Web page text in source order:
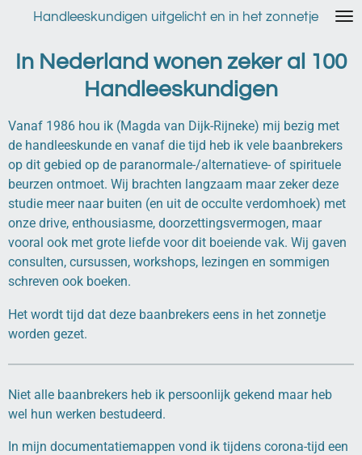
naar
hoofdinhoud
Handleeskundigen uitgelicht en in het zonnetje
In Nederland wonen zeker al 100
Handleeskundigen
Vanaf 1986 hou ik (Magda van Dijk-Rijneke) mij bezig met
de handleeskunde en vanaf die tijd heb ik vele baanbrekers
op dit gebied op de paranormale-/alternatieve- of spirituele
beurzen ontmoet. Wij brachten langzaam maar zeker deze
studie meer naar buiten (en uit de occulte verdomhoek) met
onze drive, enthousiasme, doorzettingsvermogen, maar
vooral ook met grote liefde voor dit boeiende vak. Wij gaven
consulten, cursussen, workshops, lezingen en sommigen
schreven ook boeken.
Het wordt tijd dat deze baanbrekers eens in het zonnetje
worden gezet.
Niet alle baanbrekers heb ik persoonlijk gekend maar heb
wel hun werken bestudeerd.
In mijn documentatiemappen vond ik tijdens corona-tijd een